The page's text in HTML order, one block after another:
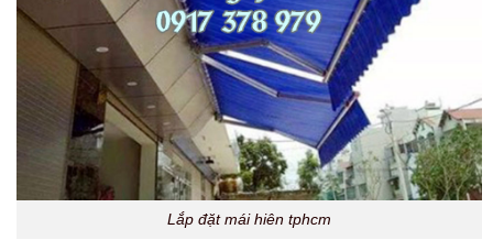
Lắp đặt mái hiên tphcm